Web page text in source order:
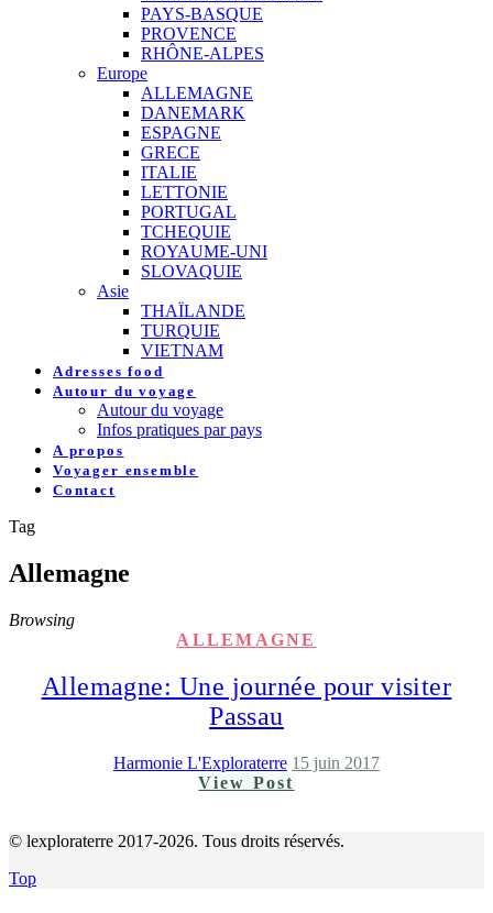
PAYS-BASQUE
PROVENCE
RHÔNE-ALPES
Europe
ALLEMAGNE
DANEMARK
ESPAGNE
GRECE
ITALIE
LETTONIE
PORTUGAL
TCHEQUIE
ROYAUME-UNI
SLOVAQUIE
Asie
THAÏLANDE
TURQUIE
VIETNAM
Adresses food
Autour du voyage
Autour du voyage
Infos pratiques par pays
A propos
Voyager ensemble
Contact
Tag
Allemagne
Browsing
ALLEMAGNE
Allemagne: Une journée pour visiter
Passau
Harmonie L'Exploraterre 15 juin 2017
View Post
© lexploraterre 2017-2026. Tous droits réservés.
Top